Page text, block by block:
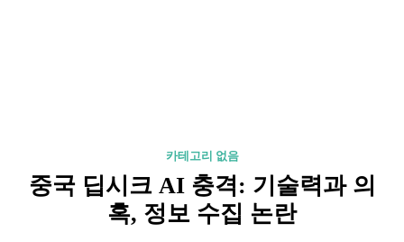
카테고리 없음
중국 딥시크 AI 충격: 기술력과 의
혹, 정보 수집 논란